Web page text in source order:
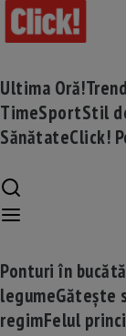
Ultima Oră!
TimeSportStil
SănătateClick!
Ponturi în
legumeGătește
regimFelul